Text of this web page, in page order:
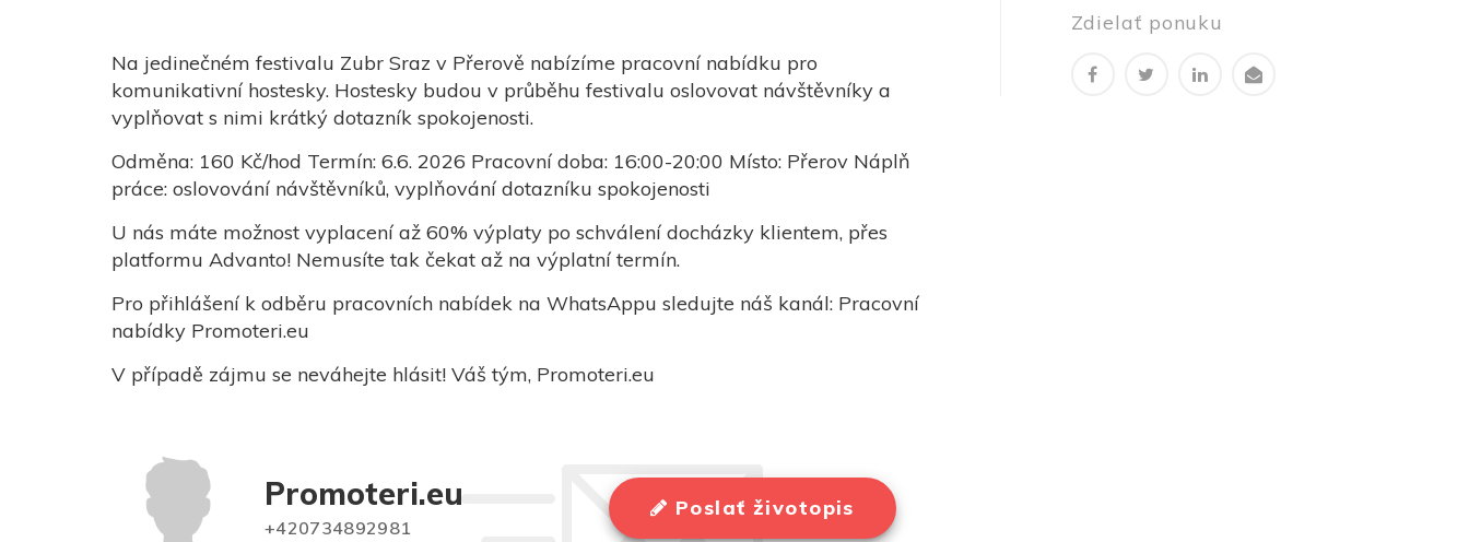
Na jedinečném festivalu Zubr Sraz v Přerově nabízíme pracovní nabídku pro
komunikativní hostesky. Hostesky budou v průběhu festivalu oslovovat návštěvníky a
vyplňovat s nimi krátký dotazník spokojenosti.
Odměna: 160 Kč/hod Termín: 6.6. 2026 Pracovní doba: 16:00-20:00 Místo: Přerov Náplň
práce: oslovování návštěvníků, vyplňování dotazníku spokojenosti
U nás máte možnost vyplacení až 60% výplaty po schválení docházky klientem, přes
platformu Advanto! Nemusíte tak čekat až na výplatní termín.
Pro přihlášení k odběru pracovních nabídek na WhatsAppu sledujte náš kanál: Pracovní
nabídky Promoteri.eu
V případě zájmu se neváhejte hlásit! Váš tým, Promoteri.eu
Promoteri.eu
+420734892981
Poslať životopis
Zdielať ponuku